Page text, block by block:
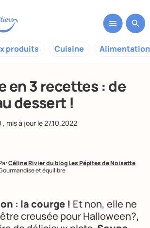
produits Cuisine
en 3 recettes : de
dessert !
, mis à jour le27.10.2022
Céline Rivier du blog Les Pépites de Noisette
et équilibre
: la courge ! Et non, elle ne
creusée pour Halloween?,